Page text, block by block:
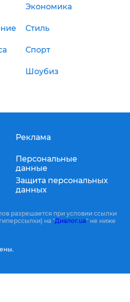
Экономика
Стиль
Спорт
Шоубиз
Реклама
Персональные
данные
Защита персональных
данных
разрешается при условии ссылки
на "Диалог.ua" не ниже